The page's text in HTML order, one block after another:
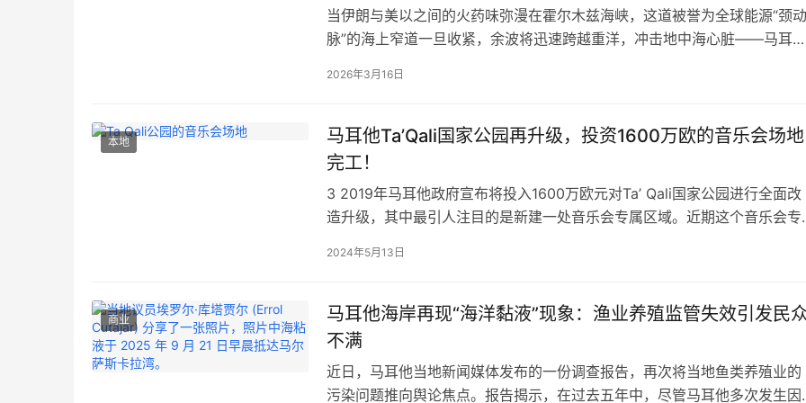
当伊朗与美以之间的火药味弥漫在霍尔木兹海峡，这道被誉为全球能源“颈
脉”的海上窄道一旦收紧，余波将迅速跨越重洋，冲击地中海心脏——马耳
2026年3月16日
本地
马耳他Ta’Qali国家公园再升级，投资1600万欧的音乐会场地
完工！
3 2019年马耳他政府宣布将投入1600万欧元对Ta’ Qali国家公园进行全面改
造升级，其中最引人注目的是新建一处音乐会专属区域。近期这个音乐会专
2024年5月13日
商业
马耳他海岸再现“海洋黏液”现象：渔业养殖监管失效引发民
不满
近日，马耳他当地新闻媒体发布的一份调查报告，再次将当地鱼类养殖业的
污染问题推向舆论焦点。报告揭示，在过去五年中，尽管马耳他多次发生因